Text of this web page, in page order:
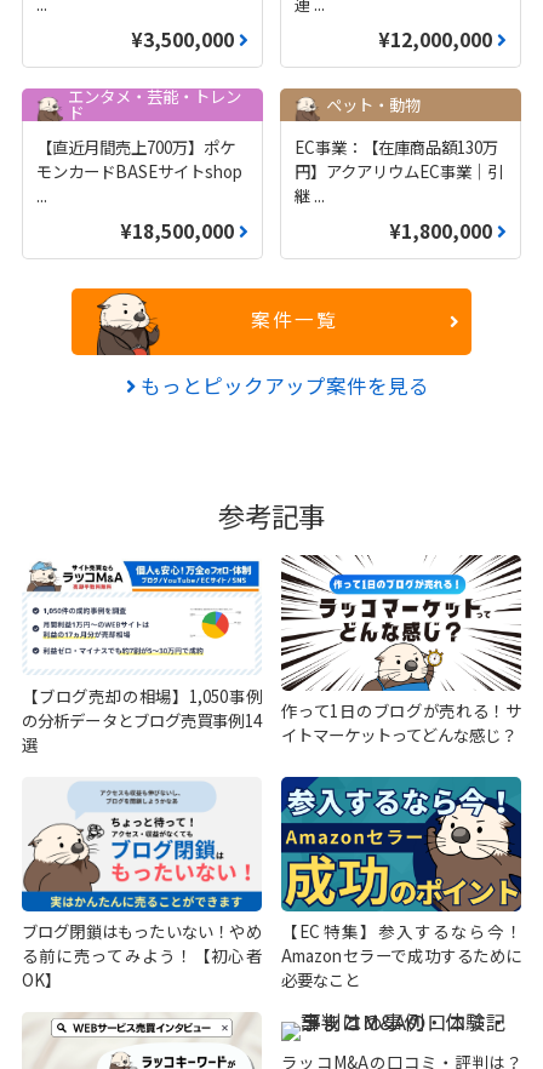
¥3,500,000 ¥12,000,000
エンタメ・芸能・トレン
ド
【直近月間売上700万】ポケ
モンカードBASEサイトshop
...
¥18,500,000
ペット・動物
EC事業：【在庫商品額130万
円】アクアリウムEC事業｜引
継 ...
¥1,800,000
案件一覧
もっとピックアップ案件を見る
参考記事
【ブログ売却の相場】1,050事例
の分析データとブログ売買事例14
選
作って1日のブログが売れる！サ
イトマーケットってどんな感じ？
ブログ閉鎖はもったいない！やめ
る前に売ってみよう！【初心者
OK】
【EC特集】参入するなら今！
Amazonセラーで成功するために
必要なこと
ラッコM&Aの口コミ・評判は？